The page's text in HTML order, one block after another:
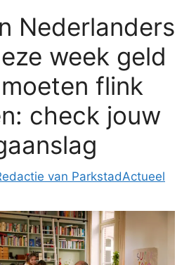
Nederlanders
week geld
flink
check jouw
van ParkstadActueel